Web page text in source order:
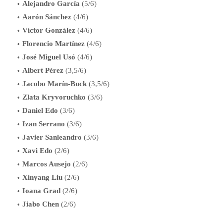
Alejandro García (5/6)
Aarón Sánchez (4/6)
Víctor González (4/6)
Florencio Martínez (4/6)
José Miguel Usó (4/6)
Albert Pérez (3,5/6)
Jacobo Marín-Buck(3,5/6)
Zlata Kryvoruchko (3/6)
Daniel Edo (3/6)
Izan Serrano (3/6)
Javier Sanleandro (3/6)
Xavi Edo (2/6)
Marcos Ausejo (2/6)
Xinyang Liu (2/6)
Ioana Grad (2/6)
Jiabo Chen (2/6)